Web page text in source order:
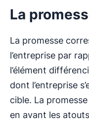
La
La promesse
l’entreprise par
l’élément
dont l’entreprise
cible. La
en avant les